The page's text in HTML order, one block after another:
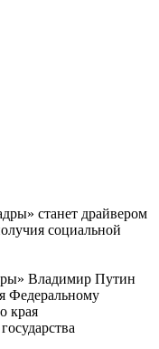
станет драйвером
социальной
Владимир Путин
Федеральному
края